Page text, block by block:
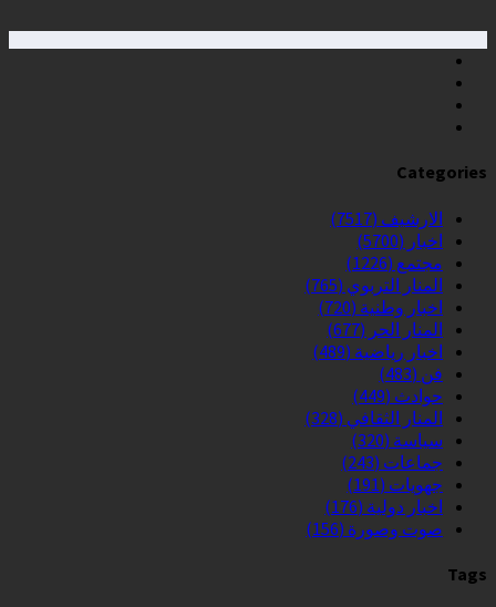
Categories
الارشيف (7517)
اخبار (5700)
مجتمع (1226)
المنار التربوي (765)
اخبار وطنية (720)
المنار الحر (677)
اخبار رياضية (489)
فن (483)
حوادث (449)
المنار الثقافي (328)
سياسة (320)
جماعات (243)
جهويات (191)
اخبار دولية (176)
صوت وصورة (156)
Tags